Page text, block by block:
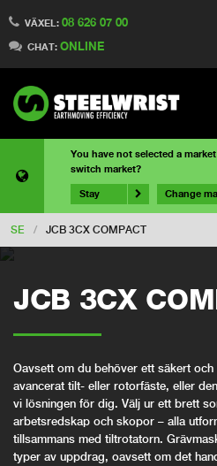
VÄXEL: 08 626 07 00
CHAT: ONLINE
You have not selected a
switch market?
Stay Change
SE / JCB 3CX COMPACT
JCB 3CX
Oavsett om du behöver ett säkert
avancerat tilt- eller rotorfäste, eller
vi lösningen för dig. Välj ur ett brett
arbetsredskap och skopor – alla
tillsammans med tiltrotatorn.
typer av uppdrag, oavsett om det